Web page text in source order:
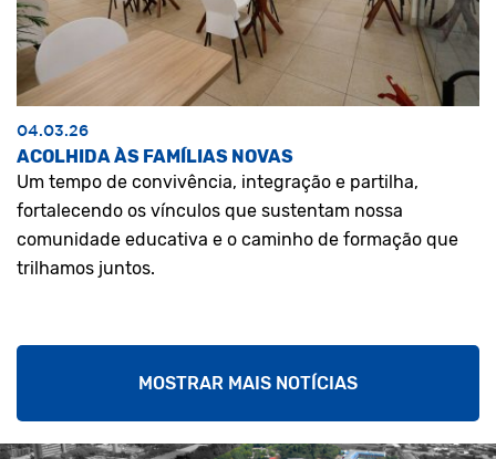
04.03.26
ACOLHIDA ÀS FAMÍLIAS NOVAS
Um tempo de convivência, integração e partilha,
fortalecendo os vínculos que sustentam nossa
comunidade educativa e o caminho de formação que
trilhamos juntos.
MOSTRAR MAIS NOTÍCIAS